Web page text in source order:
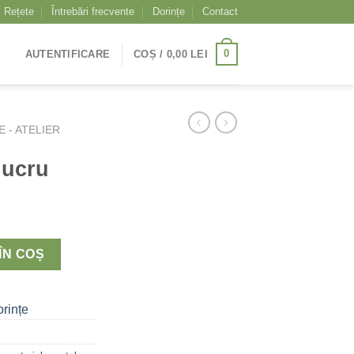
Rețete Întrebări frecvente Dorințe Contact
AUTENTIFICARE COȘ / 0,00 LEI 0
- ATELIER
COȘ